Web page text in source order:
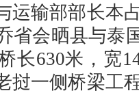
运输部部长本
省会晒县与泰
长630米，宽
挝一侧桥梁工